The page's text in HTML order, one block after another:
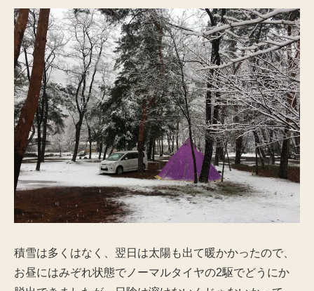
積雪は多くはなく、翌日は太陽も出て暖かかったので、
お昼にはみぞれ状態でノーマルタイヤの2駆でどうにか